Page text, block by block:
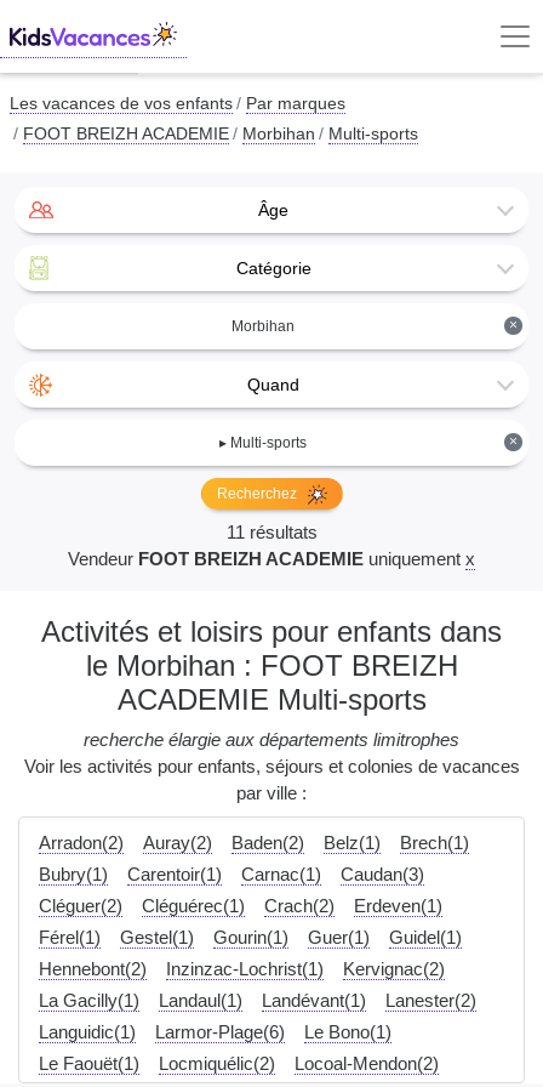
Les vacances de vos enfants
Par marques
FOOT BREIZH ACADEMIE
Morbihan Multi-sports
Âge
Catégorie
×
Morbihan
Quand
×
▸ Multi-sports
Recherchez
11 résultats
Vendeur FOOT BREIZH ACADEMIE uniquement x
Activités et loisirs pour enfants dans
le Morbihan : FOOT BREIZH
ACADEMIE Multi-sports
recherche élargie aux départements limitrophes
Voir les activités pour enfants, séjours et colonies de vacances
par ville :
Arradon(2) Auray(2) Baden(2) Belz(1)
Brech(1)
Bubry(1)
Carentoir(1) Carnac(1)
Caudan(3)
Cléguer(2)
Cléguérec(1) Crach(2)
Erdeven(1)
Férel(1)
Gestel(1) Gourin(1) Guer(1)
Guidel(1)
Hennebont(2)
Inzinzac-Lochrist(1)
Kervignac(2)
La Gacilly(1)
Landaul(1) Landévant(1)
Lanester(2)
Languidic(1)
Larmor-Plage(6)
Le Bono(1)
Le Faouët(1)
Locmiquélic(2)
Locoal-Mendon(2)